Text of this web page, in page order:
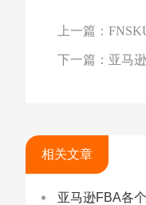
上一篇：
下一篇：亚马
相关文章
亚马逊FBA各个站点